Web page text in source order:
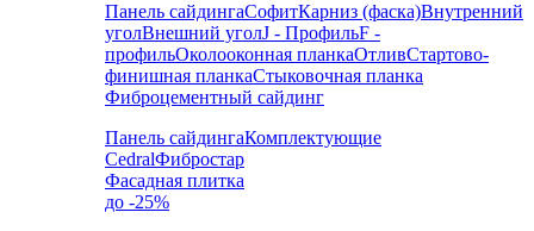
Панель сайдингаСофитКарниз (фаска)Внутренний
уголВнешний уголJ - ПрофильF -
профильОколооконная планкаОтливСтартово-
финишная планкаСтыковочная планка
Фиброцементный сайдинг
Панель сайдингаКомплектующие
CedralФибростар
Фасадная плитка
до -25%